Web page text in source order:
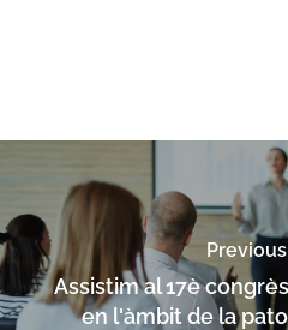
Assistim al 17è
en l'àmbit de la